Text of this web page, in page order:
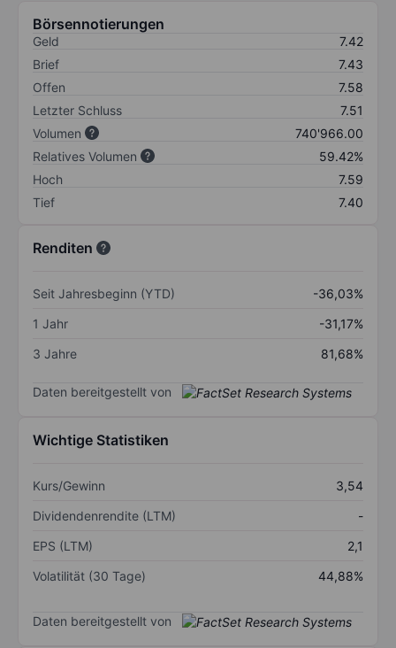
Börsennotierungen
Geld
7.42
Brief
7.43
Offen
7.58
Letzter Schluss
7.51
Volumen
740'966.00
Relatives Volumen
59.42%
Hoch
7.59
Tief
7.40
Renditen
Seit Jahresbeginn (YTD)
-36,03%
1 Jahr
-31,17%
3 Jahre
81,68%
Daten bereitgestellt von
Wichtige Statistiken
Kurs/Gewinn
3,54
Dividendenrendite (LTM)
-
EPS (LTM)
2,1
Volatilität (30 Tage)
44,88%
Daten bereitgestellt von